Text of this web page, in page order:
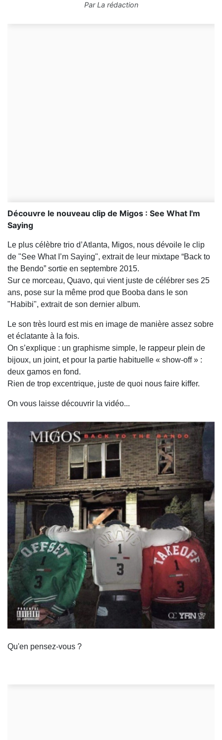
ParLa rédaction
Découvre le nouveau clip de Migos : See What I'm
Saying
Le plus célèbre trio d’Atlanta, Migos, nous dévoile le clip
de "See What I’m Saying", extrait de leur mixtape “Back to
the Bendo” sortie en septembre 2015.
Sur ce morceau, Quavo, qui vient juste de célébrer ses 25
ans, pose sur la même prod que Booba dans le son
"Habibi", extrait de son dernier album.
Le son très lourd est mis en image de manière assez sobre
et éclatante à la fois.
On s’explique : un graphisme simple, le rappeur plein de
bijoux, un joint, et pour la partie habituelle « show-off » :
deux gamos en fond.
Rien de trop excentrique, juste de quoi nous faire kiffer.
On vous laisse découvrir la vidéo...
Qu'en pensez-vous ?